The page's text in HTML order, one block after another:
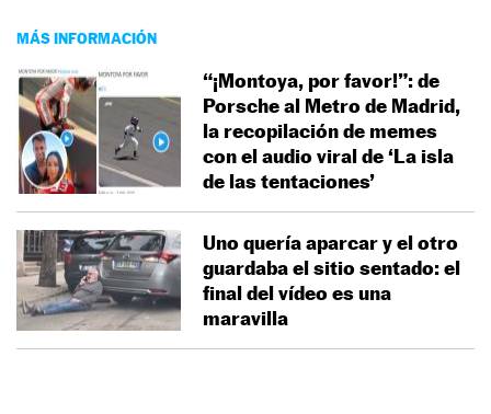
MÁS INFORMACIÓN
“¡Montoya, por favor!”: de
Porsche al Metro de Madrid,
la recopilación de memes
con el audio viral de ‘La isla
de las tentaciones’
Uno quería aparcar y el otro
guardaba el sitio sentado: el
final del vídeo es una
maravilla